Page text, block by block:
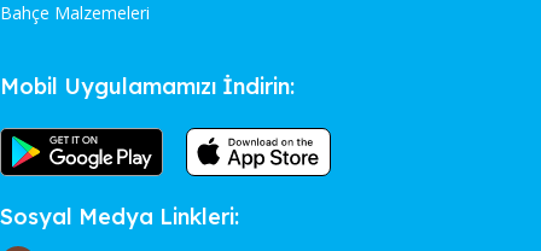
Bahçe Malzemeleri
Mobil Uygulamamızı İndirin:
Sosyal Medya Linkleri: